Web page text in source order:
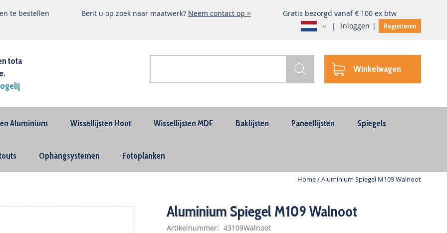
te bestellen Bent u op zoek naar maatwerk? Neem contact op >
Gratis bezorgd vanaf € 100 ex btw
Inloggen
Registreren
Taal
tota
Winkelwagen
Aluminium Wissellijsten Hout Wissellijsten MDF Baklijsten Paneellijsten Spiegels
Ophangsystemen Fotoplanken
Home Aluminium Spiegel M109 Walnoot
Aluminium Spiegel M109 Walnoot
Artikelnummer 43109Walnoot